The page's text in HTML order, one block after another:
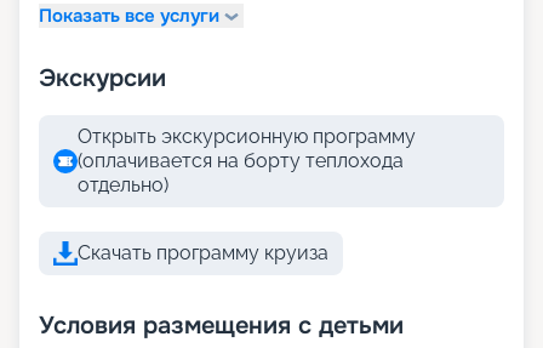
Показать все услуги
Экскурсии
Открыть экскурсионную программу
(оплачивается на борту теплохода
отдельно)
Скачать программу круиза
Условия размещения с детьми